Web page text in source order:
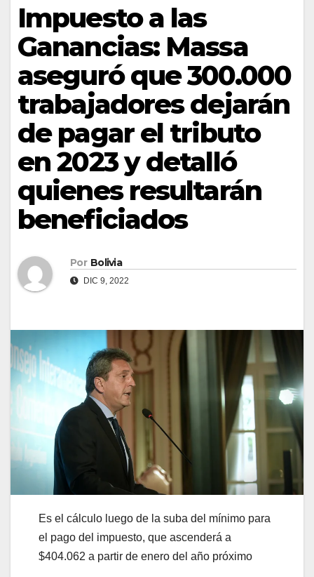
Impuesto a las
Ganancias: Massa
aseguró que 300.000
trabajadores dejarán
de pagar el tributo
en 2023 y detalló
quienes resultarán
beneficiados
Por Bolivia
DIC 9, 2022
Es el cálculo luego de la suba del mínimo para
el pago del impuesto, que ascenderá a
$404.062 a partir de enero del año próximo